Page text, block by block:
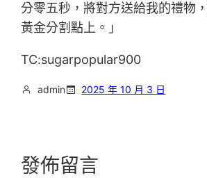
分零五秒，將對方送給我的禮物
黃金分割點上。」
TC:sugarpopular900
admin 2025 年 10 月 3 日
發佈留言